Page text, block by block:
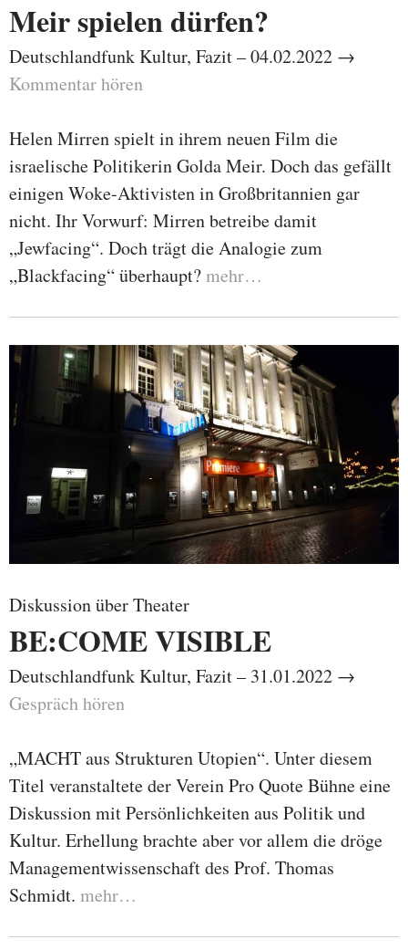
Meir spielen dürfen?
Deutschlandfunk Kultur, Fazit – 04.02.2022 →
Kommentar hören
Helen Mirren spielt in ihrem neuen Film die
israelische Politikerin Golda Meir. Doch das gefällt
einigen Woke-Aktivisten in Großbritannien gar
nicht. Ihr Vorwurf: Mirren betreibe damit
„Jewfacing“. Doch trägt die Analogie zum
„Blackfacing“ überhaupt? mehr…
Diskussion über Theater
BE:COME VISIBLE
Deutschlandfunk Kultur, Fazit – 31.01.2022 →
Gespräch hören
„MACHT aus Strukturen Utopien“. Unter diesem
Titel veranstaltete der Verein Pro Quote Bühne eine
Diskussion mit Persönlichkeiten aus Politik und
Kultur. Erhellung brachte aber vor allem die dröge
Managementwissenschaft des Prof. Thomas
Schmidt. mehr…